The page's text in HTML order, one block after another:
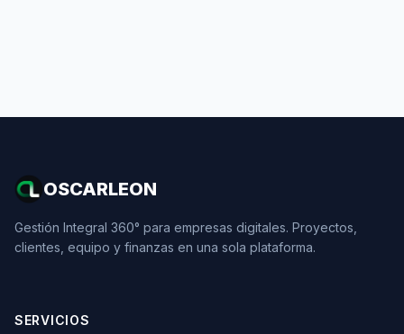
OSCARLEON
Gestión Integral 360° para empresas digitales. Proyectos,
clientes, equipo y finanzas en una sola plataforma.
SERVICIOS